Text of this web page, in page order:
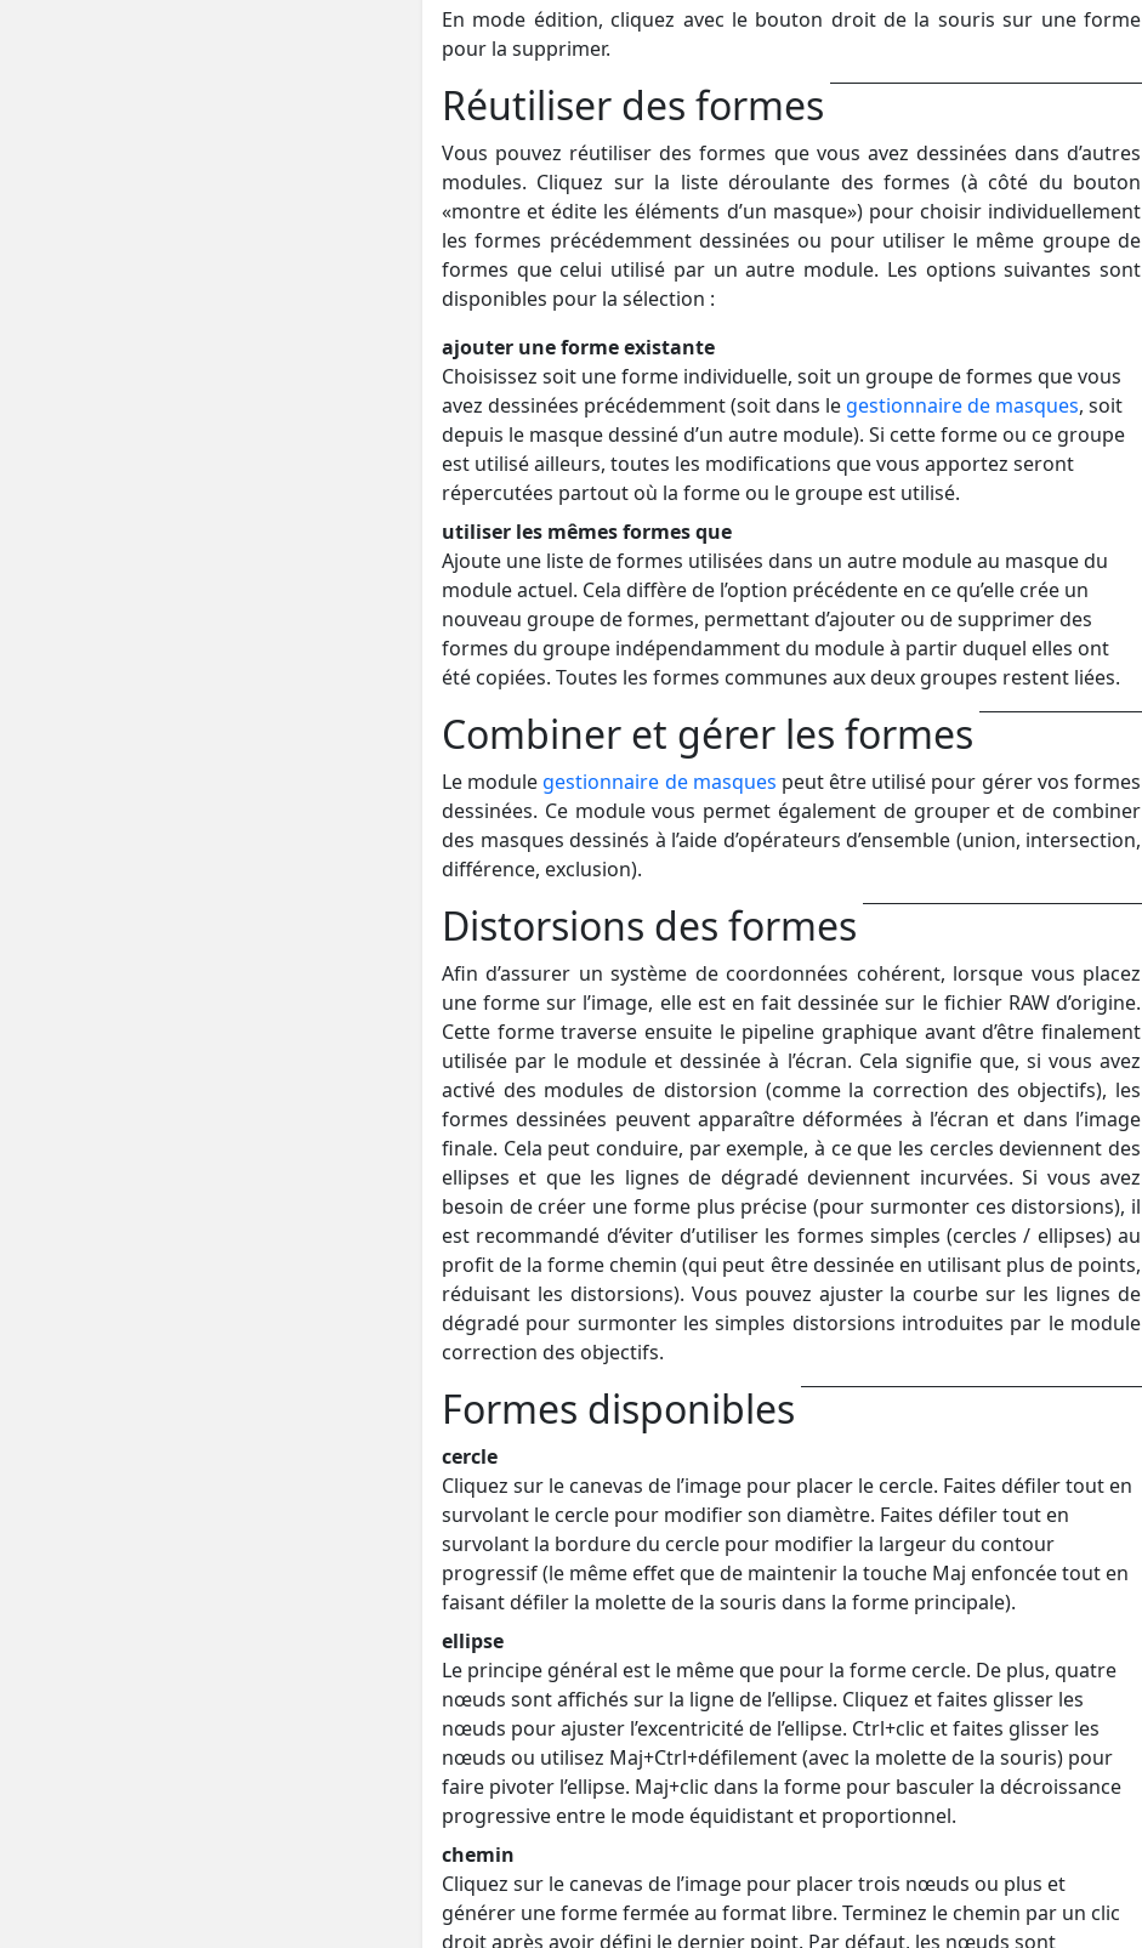
En mode édition, cliquez avec le bouton droit de la souris sur une forme
pour la supprimer.
Réutiliser des formes
Vous pouvez réutiliser des formes que vous avez dessinées dans d’autres
modules. Cliquez sur la liste déroulante des formes (à côté du bouton
«montre et édite les éléments d’un masque») pour choisir individuellement
les formes précédemment dessinées ou pour utiliser le même groupe de
formes que celui utilisé par un autre module. Les options suivantes sont
disponibles pour la sélection :
ajouter une forme existante
Choisissez soit une forme individuelle, soit un groupe de formes que vous
avez dessinées précédemment (soit dans le gestionnaire de masques, soit
depuis le masque dessiné d’un autre module). Si cette forme ou ce groupe
est utilisé ailleurs, toutes les modifications que vous apportez seront
répercutées partout où la forme ou le groupe est utilisé.
utiliser les mêmes formes que
Ajoute une liste de formes utilisées dans un autre module au masque du
module actuel. Cela diffère de l’option précédente en ce qu’elle crée un
nouveau groupe de formes, permettant d’ajouter ou de supprimer des
formes du groupe indépendamment du module à partir duquel elles ont
été copiées. Toutes les formes communes aux deux groupes restent liées.
Combiner et gérer les formes
Le module gestionnaire de masques peut être utilisé pour gérer vos formes
dessinées. Ce module vous permet également de grouper et de combiner
des masques dessinés à l’aide d’opérateurs d’ensemble (union, intersection,
différence, exclusion).
Distorsions des formes
Afin d’assurer un système de coordonnées cohérent, lorsque vous placez
une forme sur l’image, elle est en fait dessinée sur le fichier RAW d’origine.
Cette forme traverse ensuite le pipeline graphique avant d’être finalement
utilisée par le module et dessinée à l’écran. Cela signifie que, si vous avez
activé des modules de distorsion (comme la correction des objectifs), les
formes dessinées peuvent apparaître déformées à l’écran et dans l’image
finale. Cela peut conduire, par exemple, à ce que les cercles deviennent des
ellipses et que les lignes de dégradé deviennent incurvées. Si vous avez
besoin de créer une forme plus précise (pour surmonter ces distorsions), il
est recommandé d’éviter d’utiliser les formes simples (cercles / ellipses) au
profit de la forme chemin (qui peut être dessinée en utilisant plus de points,
réduisant les distorsions). Vous pouvez ajuster la courbe sur les lignes de
dégradé pour surmonter les simples distorsions introduites par le module
correction des objectifs.
Formes disponibles
cercle
Cliquez sur le canevas de l’image pour placer le cercle. Faites défiler tout en
survolant le cercle pour modifier son diamètre. Faites défiler tout en
survolant la bordure du cercle pour modifier la largeur du contour
progressif (le même effet que de maintenir la touche Maj enfoncée tout en
faisant défiler la molette de la souris dans la forme principale).
ellipse
Le principe général est le même que pour la forme cercle. De plus, quatre
nœuds sont affichés sur la ligne de l’ellipse. Cliquez et faites glisser les
nœuds pour ajuster l’excentricité de l’ellipse. Ctrl+clic et faites glisser les
nœuds ou utilisez Maj+Ctrl+défilement (avec la molette de la souris) pour
faire pivoter l’ellipse. Maj+clic dans la forme pour basculer la décroissance
progressive entre le mode équidistant et proportionnel.
chemin
Cliquez sur le canevas de l’image pour placer trois nœuds ou plus et
générer une forme fermée au format libre. Terminez le chemin par un clic
droit après avoir défini le dernier point. Par défaut, les nœuds sont